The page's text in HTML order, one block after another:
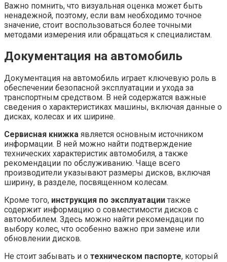
Важно помнить, что визуальная оценка может быть
ненадежной, поэтому, если вам необходимо точное
значение, стоит воспользоваться более точными
методами измерения или обращаться к специалистам.
Документация на автомобиль
Документация на автомобиль играет ключевую роль в
обеспечении безопасной эксплуатации и ухода за
транспортным средством. В ней содержатся важные
сведения о характеристиках машины, включая данные о
дисках, колесах и их ширине.
Сервисная книжка является основным источником
информации. В ней можно найти подтверждение
технических характеристик автомобиля, а также
рекомендации по обслуживанию. Чаще всего
производители указывают размеры дисков, включая
ширину, в разделе, посвященном колесам.
Кроме того, инструкция по эксплуатации также
содержит информацию о совместимости дисков с
автомобилем. Здесь можно найти рекомендации по
выбору колес, что особенно важно при замене или
обновлении дисков.
Не стоит забывать и о техническом паспорте, который